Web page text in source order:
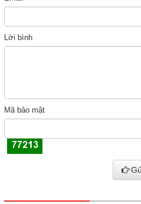
Lời bình
Mã bảo mật